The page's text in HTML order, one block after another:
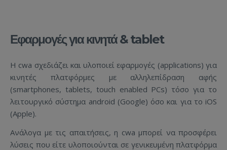
Εφαρμογές για κινητά & tablet
Η cwa σχεδιάζει και υλοποιεί εφαρμογές (applications) για
κινητές πλατφόρμες με αλληλεπίδραση αφής
(smartphones, tablets, touch enabled PCs) τόσο για το
λειτουργικό σύστημα android (Google) όσο και για το iOS
(Apple).
Ανάλογα με τις απαιτήσεις, η cwa μπορεί να προσφέρει
λύσεις που είτε υλοποιούνται σε γενικευμένη πλατφόρμα